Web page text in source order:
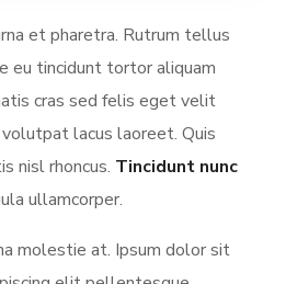
et pharetra. Rutrum tellus
eu tincidunt tortor aliquam
cras sed felis eget velit
lacus laoreet. Quis
nisl rhoncus. Tincidunt nunc
ullamcorper.
molestie at. Ipsum dolor sit